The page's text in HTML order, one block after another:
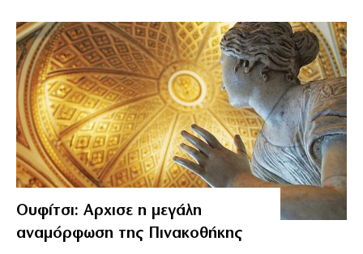
Ουφίτσι: Αρχισε η μεγάλη
αναμόρφωση της Πινακοθήκης